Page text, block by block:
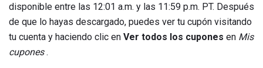
disponible entre las 12:01 a.m. y las 11:59 p.m. PT. Después
de que lo hayas descargado, puedes ver tu cupón visitando
tu cuenta y haciendo clic en Ver todos los cupones en Mis
cupones.